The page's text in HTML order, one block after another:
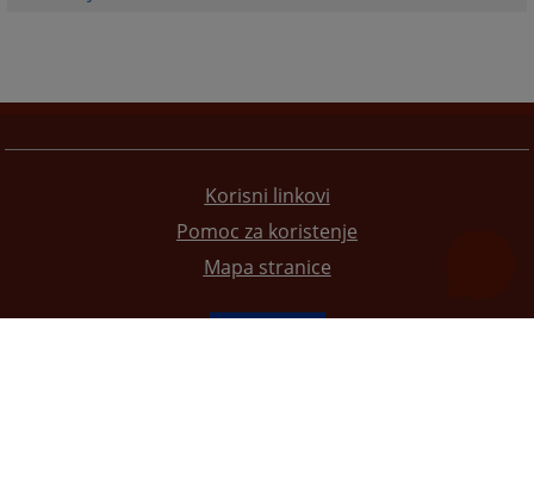
Korisni linkovi
Pomoc za koristenje
Mapa stranice